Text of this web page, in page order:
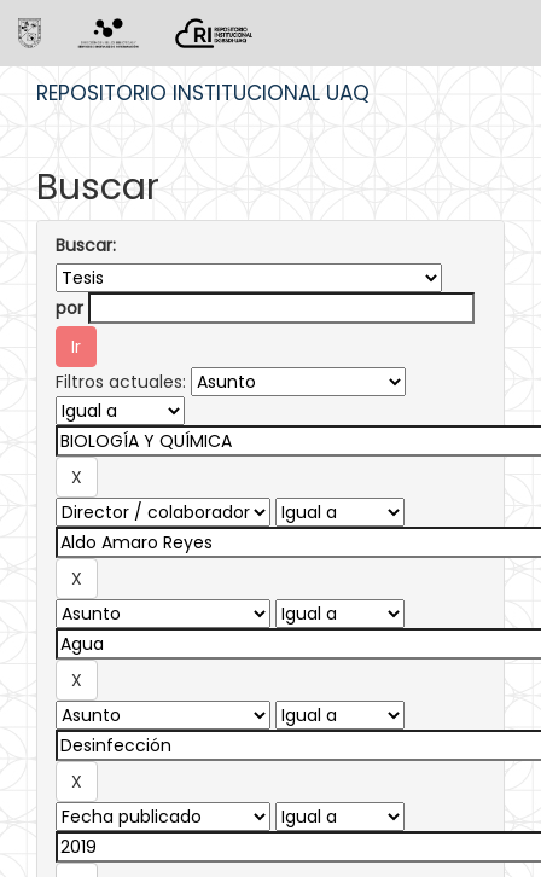
REPOSITORIO INSTITUCIONAL UAQ
Buscar
Buscar:
por
Filtros actuales: